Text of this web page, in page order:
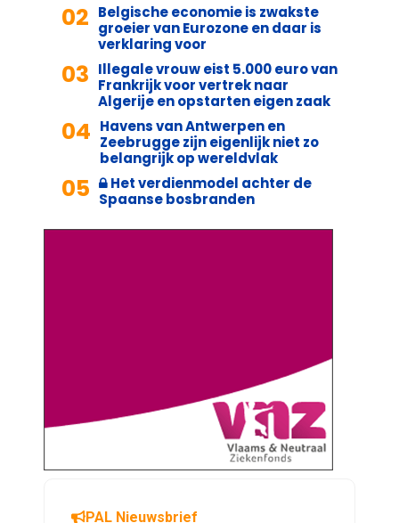
02 Belgische economie is zwakste
groeier van Eurozone en daar is
verklaring voor
03 Illegale vrouw eist 5.000 euro van
Frankrijk voor vertrek naar
Algerije en opstarten eigen zaak
04 Havens van Antwerpen en
Zeebrugge zijn eigenlijk niet zo
belangrijk op wereldvlak
05
Het verdienmodel achter de
Spaanse bosbranden
PAL Nieuwsbrief